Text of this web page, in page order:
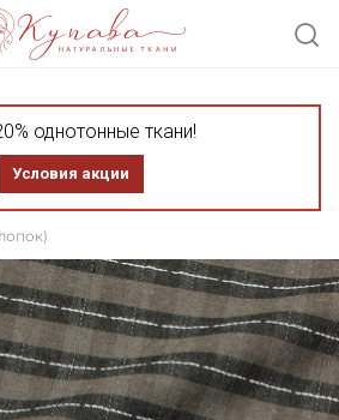
однотонные ткани!
Условия акции